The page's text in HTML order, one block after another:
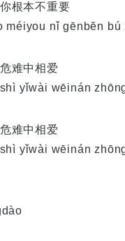
根本不重要
méiyou nǐ gēnbĕn bú
难中相爱
yǐwài wēinán
难中相爱
yǐwài wēinán